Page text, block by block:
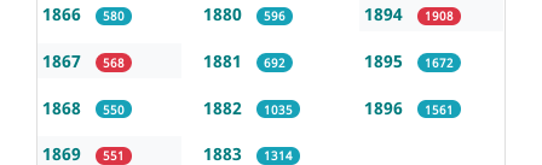
1866 580
1867 568
1868 550
1869 551
1880 596
1881 692
1882 1035
1883 1314
1894 1908
1895 1672
1896 1561